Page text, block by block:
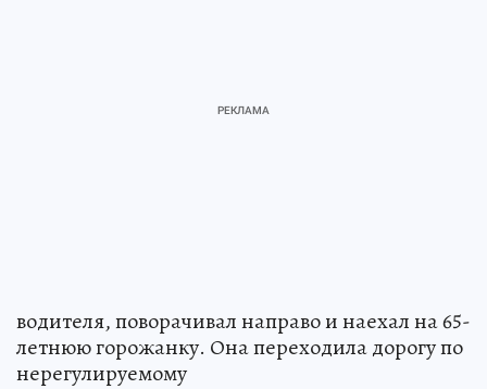
водителя, поворачивал направо и наехал на 65-
летнюю горожанку. Она переходила дорогу по
нерегулируемому